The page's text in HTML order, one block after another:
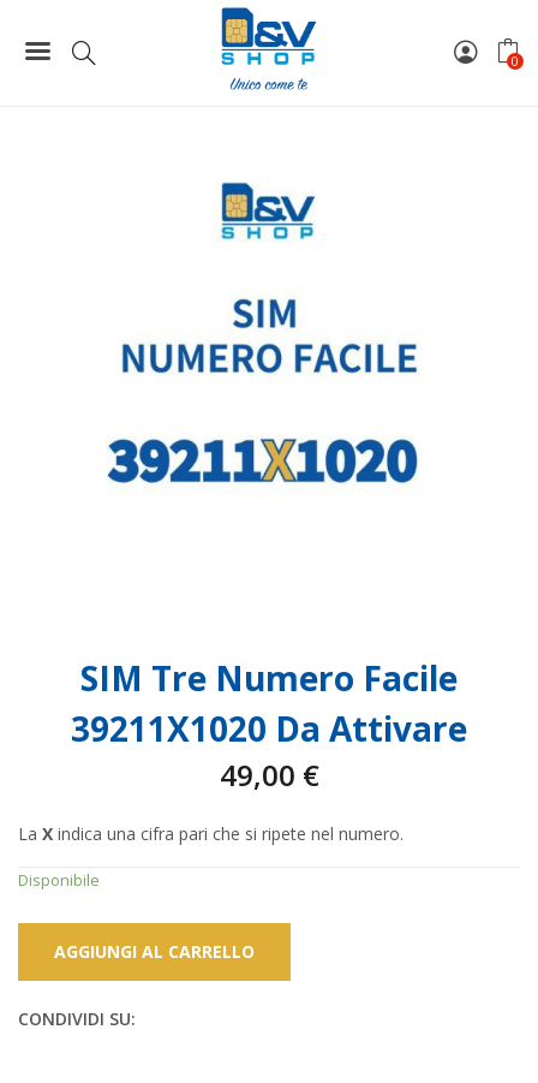
0
SIM Tre Numero Facile 39211X1020 Da Attivare
SIM Tre Numero Facile
39211X1020 Da Attivare
49,00 €
La X indica una cifra pari che si ripete nel numero.
Disponibile
AGGIUNGI AL CARRELLO
CONDIVIDI SU: